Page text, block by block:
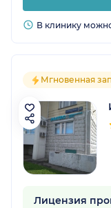
В клинику
Мгновенная
Лицензия